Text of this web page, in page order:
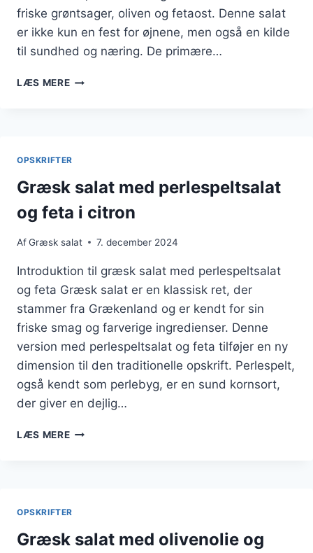
friske grøntsager, oliven og fetaost. Denne salat
er ikke kun en fest for øjnene, men også en kilde
til sundhed og næring. De primære…
LÆS MEREGRÆSK
OPSKRIFTER
Græsk salat med perlespeltsalat
og feta i citron
AfGræsk salat 7. december 2024
Introduktion til græsk salat med perlespeltsalat
og feta Græsk salat er en klassisk ret, der
stammer fra Grækenland og er kendt for sin
friske smag og farverige ingredienser. Denne
version med perlespeltsalat og feta tilføjer en ny
dimension til den traditionelle opskrift. Perlespelt,
også kendt som perlebyg, er en sund kornsort,
der giver en dejlig…
LÆS MEREGRÆSK
CITRON
OPSKRIFTER
Græsk salat med olivenolie og